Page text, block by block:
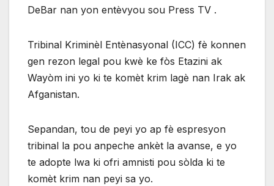
DeBar nan yon entèvyou sou Press TV .
Tribinal Kriminèl Entènasyonal (ICC) fè konnen
gen rezon legal pou kwè ke fòs Etazini ak
Wayòm ini yo ki te komèt krim lagè nan Irak ak
Afganistan.
Sepandan, tou de peyi yo ap fè espresyon
tribinal la pou anpeche ankèt la avanse, e yo
te adopte lwa ki ofri amnisti pou sòlda ki te
komèt krim nan peyi sa yo.